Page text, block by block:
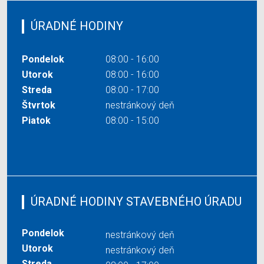
ÚRADNÉ HODINY
Pondelok
08:00 - 16:00
Utorok
08:00 - 16:00
Streda
08:00 - 17:00
Štvrtok
nestránkový deň
Piatok
08:00 - 15:00
ÚRADNÉ HODINY STAVEBNÉHO ÚRADU
Pondelok
nestránkový deň
Utorok
nestránkový deň